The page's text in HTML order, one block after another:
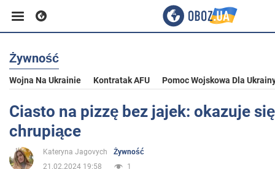
Biznes
Sport
Rozrywka
Żywność
Wojna Na Ukrainie Kontratak AFU Pomoc Wojskowa Dla
Ciasto na pizzę bez jajek: okazuje
chrupiące
Kateryna Jagovych
Żywność
21.02.2024 19:58
1